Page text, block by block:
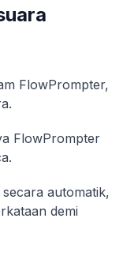
FlowPrompter,
FlowPrompter
automatik,
demi